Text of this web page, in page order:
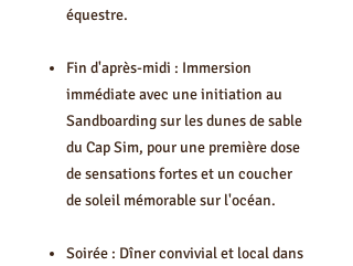
équestre.
Fin d'après-midi : Immersion
immédiate avec une initiation au
Sandboarding sur les dunes de sable
du Cap Sim, pour une première dose
de sensations fortes et un coucher
de soleil mémorable sur l'océan.
Soirée : Dîner convivial et local dans